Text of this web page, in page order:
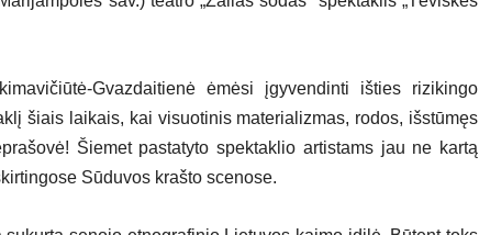
Gvazdaitienė ėmėsi įgyvendinti išties rizikingo
šiais laikais, kai visuotinis materializmas, rodos, išstūmęs
Šiemet pastatyto spektaklio artistams jau ne kartą
Sūduvos krašto scenose.